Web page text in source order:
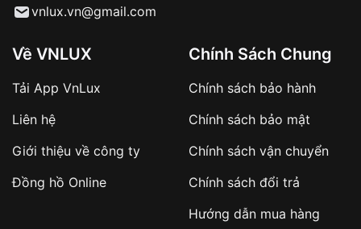
Từ khóa SEO:
sản phẩm đặc biệt
hàng
Số tiền còn lại thanh toán khi nhận hàng hoặc
vnlux.vn@gmail.com
Về VNLUX
Tải App VnLux
Liên hệ
Giới thiệu về công ty
Đồng hồ Online
Chính Sách Chung
Chính sách bảo hành
Chính sách bảo mật
Chính sách vận chuyển
Chính sách đổi trả
Hướng dẫn mua hàng